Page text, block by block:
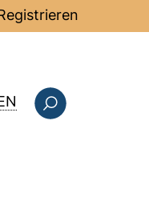
: this page in